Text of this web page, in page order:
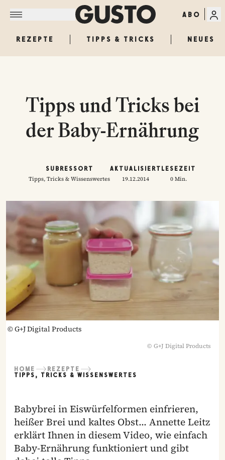
ABO
REZEPTE TIPPS & TRICKS NEUES
Tipps und Tricks bei
der Baby-Ernährung
SUBRESSORT
Tipps, Tricks & Wissenswertes
AKTUALISIERT
19.12.2014
LESEZEIT
0 Min.
©G+J Digital Products
© G+J Digital Products
HOME
REZEPTE
TIPPS, TRICKS & WISSENSWERTES
Babybrei in Eiswürfelformen einfrieren,
heißer Brei und kaltes Obst… Annette Leitz
erklärt Ihnen in diesem Video, wie einfach
Baby-Ernährung funktioniert und gibt